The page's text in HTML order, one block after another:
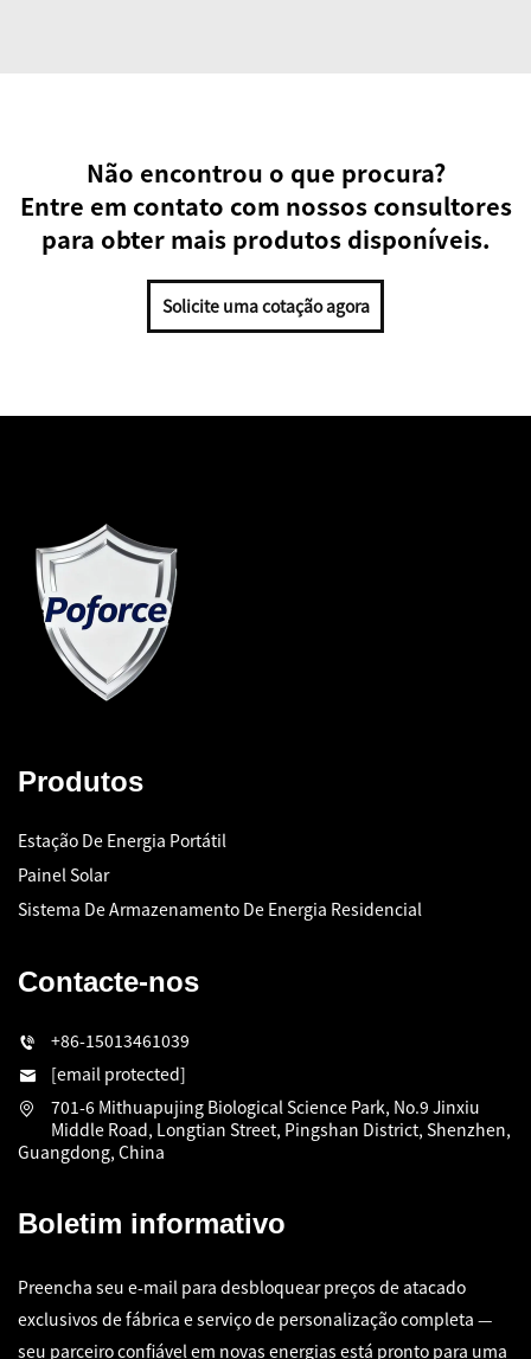
Não encontrou o que procura?
Entre em contato com nossos consultores
para obter mais produtos disponíveis.
Solicite uma cotação agora
Produtos
Estação De Energia Portátil
Painel Solar
Sistema De Armazenamento De Energia Residencial
Contacte-nos
+86-15013461039
[email protected]
701-6 Mithuapujing Biological Science Park, No.9 Jinxiu
Middle Road, Longtian Street, Pingshan District, Shenzhen,
Guangdong, China
Boletim informativo
Preencha seu e-mail para desbloquear preços de atacado
exclusivos de fábrica e serviço de personalização completa —
seu parceiro confiável em novas energias está pronto para uma